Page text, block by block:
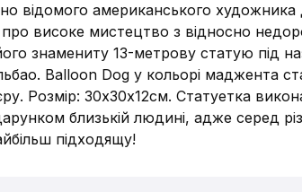
відомого американського
високе мистецтво з відносно
знамениту 13-метрову статую під
Balloon Dog у кольорі маджента
Розмір: 30х30х12см. Статуетка
близькій людині, адже серед
підходящу!